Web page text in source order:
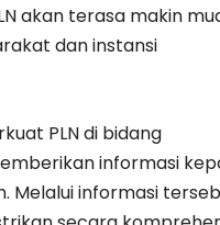
akan terasa makin
dan instansi
PLN di bidang
informasi
Melalui informasi